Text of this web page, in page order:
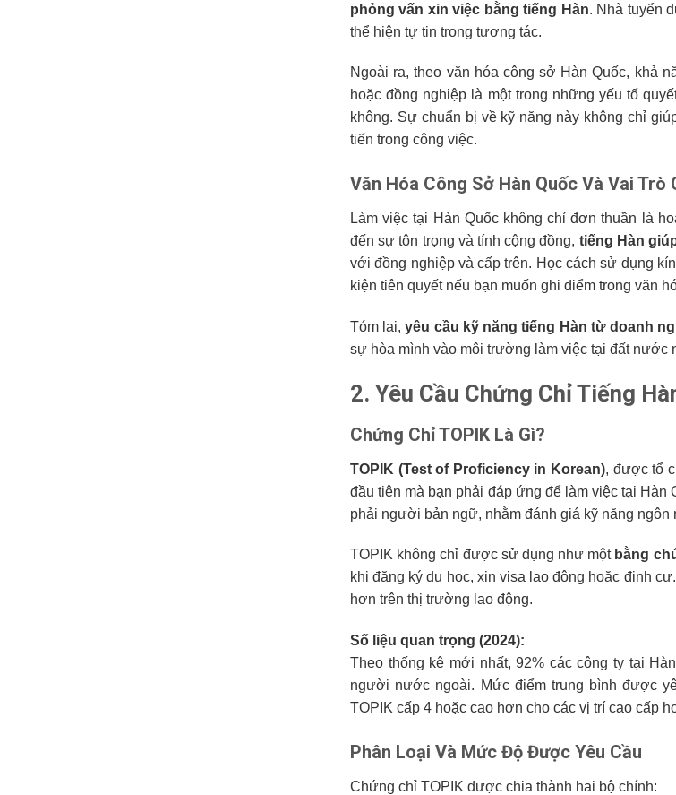
phỏng vấn xin việc bằng tiếng Hàn. Nhà tuyển
thể hiện tự tin trong tương tác.
Ngoài ra, theo văn hóa công sở Hàn Quốc, khả
hoặc đồng nghiệp là một trong những yếu tố
không. Sự chuẩn bị về kỹ năng này không chỉ
tiến trong công việc.
Văn Hóa Công Sở Hàn Quốc Và Vai Trò
Làm việc tại Hàn Quốc không chỉ đơn thuần là
đến sự tôn trọng và tính cộng đồng, tiếng Hàn
với đồng nghiệp và cấp trên. Học cách sử dụng
kiện tiên quyết nếu bạn muốn ghi điểm trong văn
Tóm lại,yêu cầu kỹ năng tiếng Hàn từ doanh
sự hòa mình vào môi trường làm việc tại đất nước
2. Yêu Cầu Chứng Chỉ Tiếng
Chứng Chỉ TOPIK Là Gì?
TOPIK (Test of Proficiency in Korean), được tổ
đầu tiên mà bạn phải đáp ứng để làm việc tại
phải người bản ngữ, nhằm đánh giá kỹ năng
TOPIK không chỉ được sử dụng như một bằng
khi đăng ký du học, xin visa lao động hoặc định
hơn trên thị trường lao động.
Số liệu quan trọng (2024):
Theo thống kê mới nhất, 92% các công ty tại
người nước ngoài. Mức điểm trung bình được
TOPIK cấp 4 hoặc cao hơn cho các vị trí cao cấp
Phân Loại Và Mức Độ Được Yêu Cầu
Chứng chỉ TOPIK được chia thành hai bộ chính: